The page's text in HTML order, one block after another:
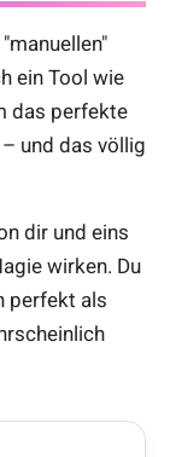
ein Tool wie
das perfekte
und das völlig
dir und eins
wirken. Du
perfekt als